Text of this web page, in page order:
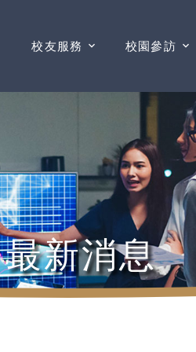
校友服務 校園參訪
最新消息